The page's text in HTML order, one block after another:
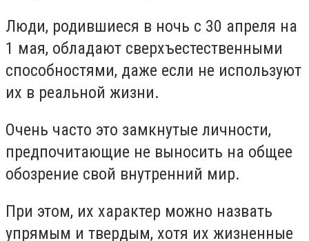
Люди, родившиеся в ночь с 30 апреля на
1 мая, обладают сверхъестественными
способностями, даже если не используют
их в реальной жизни.
Очень часто это замкнутые личности,
предпочитающие не выносить на общее
обозрение свой внутренний мир.
При этом, их характер можно назвать
упрямым и твердым, хотя их жизненные